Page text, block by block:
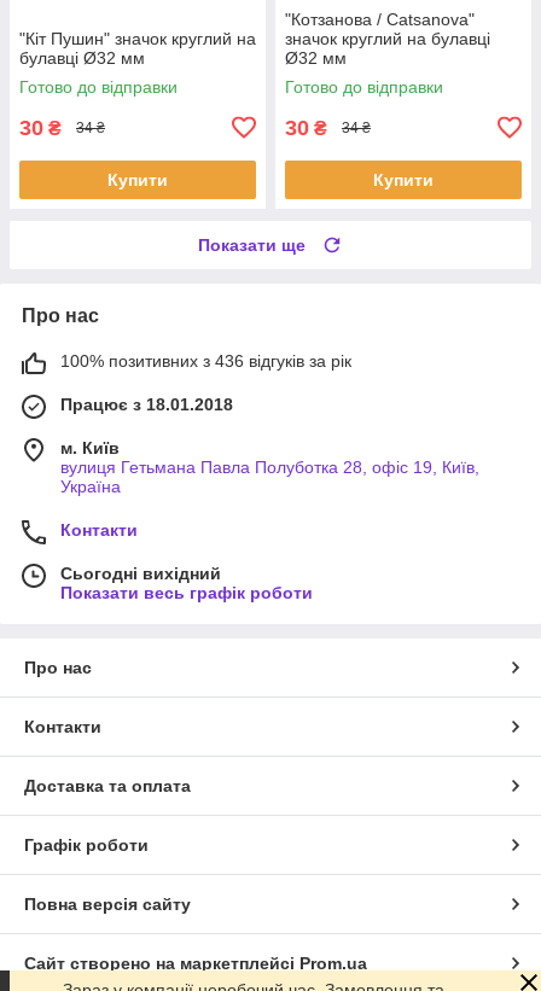
"Кіт Пушин" значок круглий на
булавці Ø32 мм
Готово до відправки
30 ₴ 34 ₴
Купити
"Котзанова / Catsanova"
значок круглий на булавці
Ø32 мм
Готово до відправки
30 ₴ 34 ₴
Купити
Показати ще
Про нас
100% позитивних з 436 відгуків за рік
Працює з 18.01.2018
м. Київ
вулиця Гетьмана Павла Полуботка 28, офіс 19, Київ,
Україна
Контакти
Сьогодні вихідний
Показати весь графік роботи
Про нас
Контакти
Доставка та оплата
Графік роботи
Повна версія сайту
Сайт створено на маркетплейсі Prom.ua